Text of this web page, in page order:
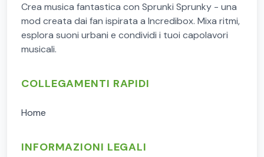
Crea musica fantastica con Sprunki Sprunky - una
mod creata dai fan ispirata a Incredibox. Mixa ritmi,
esplora suoni urbani e condividi i tuoi capolavori
musicali.
COLLEGAMENTI RAPIDI
Home
INFORMAZIONI LEGALI